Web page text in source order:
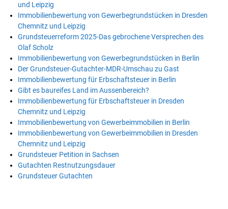
und Leipzig
Immobilienbewertung von Gewerbegrundstücken in Dresden
Chemnitz und Leipzig
Grundsteuerreform 2025-Das gebrochene Versprechen des
Olaf Scholz
Immobilienbewertung von Gewerbegrundstücken in Berlin
Der Grundsteuer-Gutachter-MDR-Umschau zu Gast
Immobilienbewertung für Erbschaftsteuer in Berlin
Gibt es baureifes Land im Aussenbereich?
Immobilienbewertung für Erbschaftsteuer in Dresden
Chemnitz und Leipzig
Immobilienbewertung von Gewerbeimmobilien in Berlin
Immobilienbewertung von Gewerbeimmobilien in Dresden
Chemnitz und Leipzig
Grundsteuer Petition in Sachsen
Gutachten Restnutzungsdauer
Grundsteuer Gutachten